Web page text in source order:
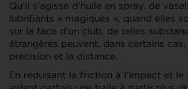
Qu’il s’agisse d’huile en spray, de
lubrifiants « magiques », quand elles
sur la face d’un club, de telles
étrangères peuvent, dans certains
précision et la distance.
En réduisant la friction à l’impact et le